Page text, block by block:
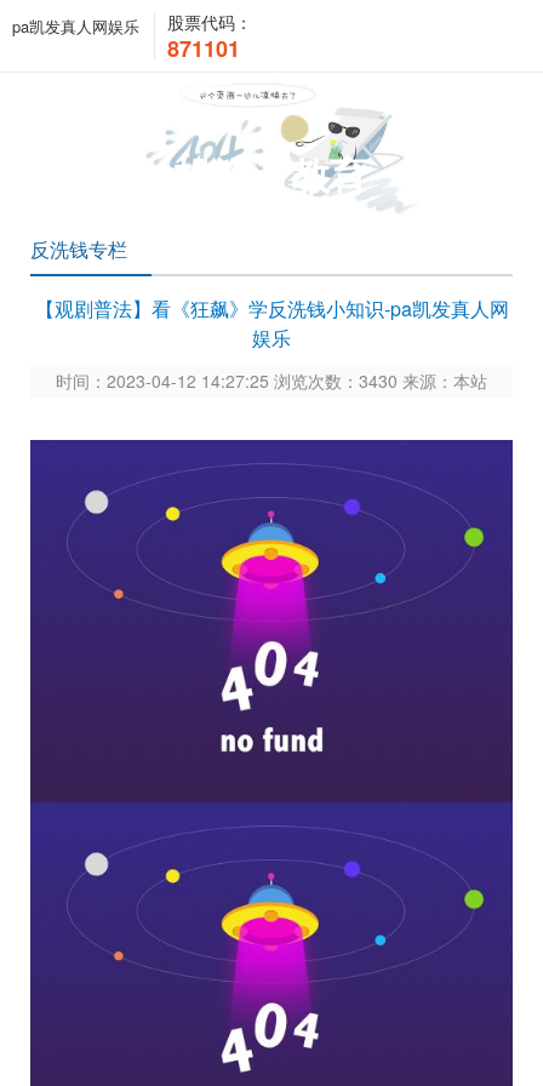
pa凯发真人网娱乐 股票代码：
871101
投资者教育
反洗钱专栏
【观剧普法】看《狂飙》学反洗钱小知识-pa凯发真人网
娱乐
时间：2023-04-12 14:27:25 浏览次数：3430 来源：本站